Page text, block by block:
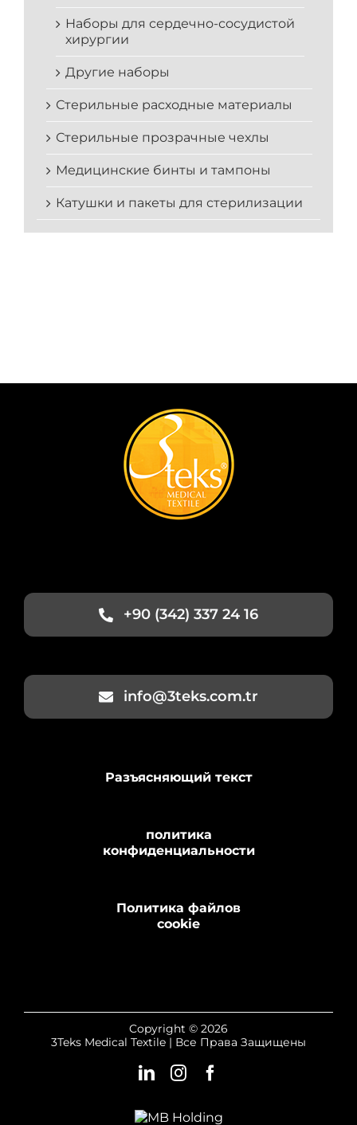
Наборы для сердечно-сосудистой
хирургии
Другие наборы
Стерильные расходные материалы
Стерильные прозрачные чехлы
Медицинские бинты и тампоны
Катушки и пакеты для стерилизации
+90 (342) 337 24 16
info@3teks.com.tr
Разъясняющий текст
политика
конфиденциальности
Политика файлов
cookie
Copyright © 2026
3Teks Medical Textile | Все Права Защищены